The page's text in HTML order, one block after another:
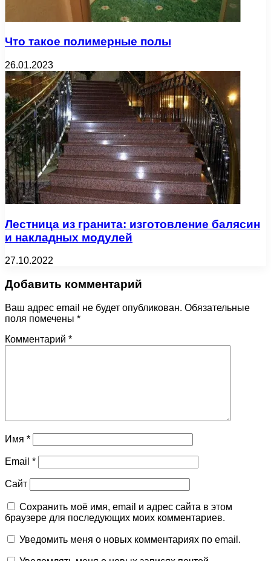
Что такое полимерные полы
26.01.2023
Лестница из гранита: изготовление балясин
и накладных модулей
27.10.2022
Добавить комментарий
Ваш адрес email не будет опубликован. Обязательные
поля помечены *
Комментарий *
Имя *
Email *
Сайт
Сохранить моё имя, email и адрес сайта в этом
браузере для последующих моих комментариев.
Уведомить меня о новых комментариях по email.